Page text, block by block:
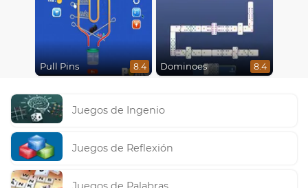
Pull Pins 8.4 Dominoes 8.4
Juegos de Ingenio
Juegos de Reflexión